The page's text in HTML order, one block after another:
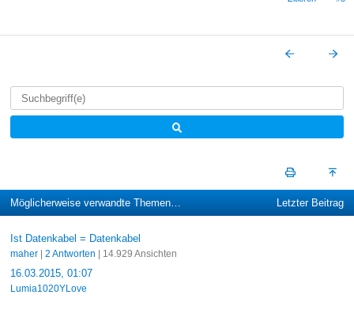
Möglicherweise verwandte Themen… Letzter Beitrag
Ist Datenkabel = Datenkabel
maher| 2 Antworten | 14.929 Ansichten
16.03.2015, 01:07
Lumia1020YLove